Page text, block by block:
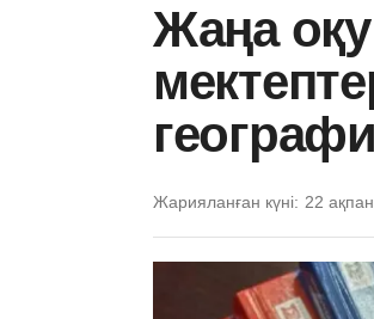
Жаңа
Жарияланған күні: 22